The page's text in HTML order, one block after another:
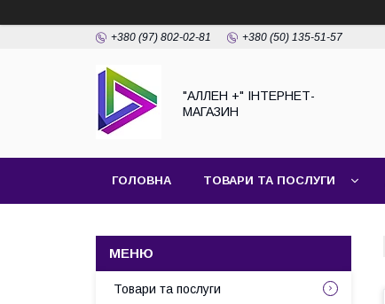
+380 (97) 802-02-81 +380 (50) 135-51-57
"АЛЛЕН +" ІНТЕРНЕТ-
МАГАЗИН
ГОЛОВНА ТОВАРИ ТА ПОСЛУГИ
Товари та послуги